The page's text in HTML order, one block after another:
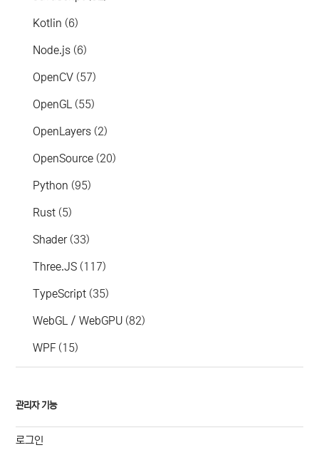
Kotlin (6)
Node.js (6)
OpenCV (57)
OpenGL (55)
OpenLayers (2)
OpenSource (20)
Python (95)
Rust (5)
Shader(33)
Three.JS (117)
TypeScript (35)
WebGL / WebGPU (82)
WPF (15)
관리자 기능
로그인